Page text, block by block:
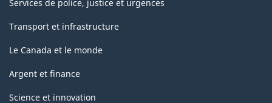
Services de police, justice et urgences
Transport et infrastructure
Le Canada et le monde
Argent et finance
Science et innovation